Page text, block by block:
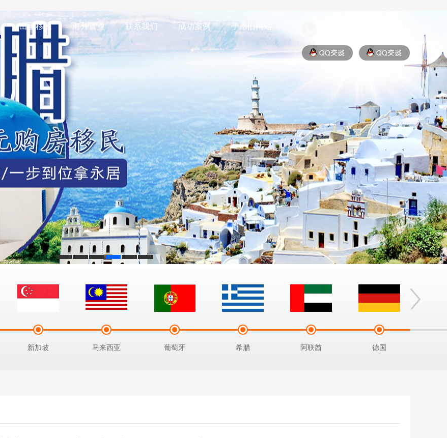
出国移民 海外置业 联系我们 成功案例 子愿旧网站
新加坡 马来西亚 葡萄牙 希腊 阿联酋 德国